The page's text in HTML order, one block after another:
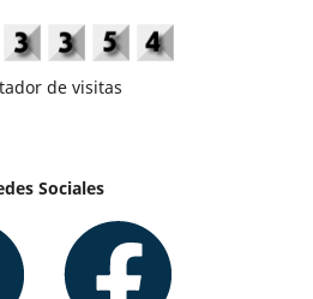
de visitas
Sociales